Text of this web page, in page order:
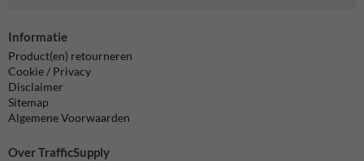
Informatie
Product(en) retourneren
Cookie / Privacy
Disclaimer
Sitemap
Algemene Voorwaarden
Over TrafficSupply